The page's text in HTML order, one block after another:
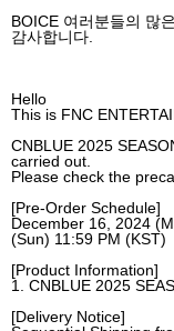
BOICE 여러분들의 많
감사합니다
Hello
This is FNC
CNBLUE 2025
carried out.
Please check the
[Pre-Order Schedule]
December 16, 2024
(Sun) 11:59 PM (KST)
[Product Information]
1. CNBLUE 2025
[Delivery Notice]